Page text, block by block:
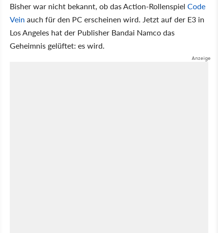
Bisher war nicht bekannt, ob das Action-Rollenspiel Code
Vein auch für den PC erscheinen wird. Jetzt auf der E3 in
Los Angeles hat der Publisher Bandai Namco das
Geheimnis gelüftet: es wird.